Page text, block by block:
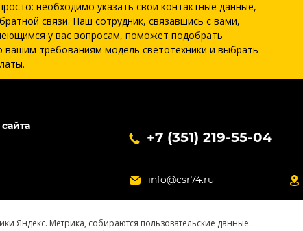
необходимо указать свои контактные данные,
связи. Наш сотрудник, связавшись с вами,
у вас вопросам, поможет подобрать
требованиям модель светотехники и выбрать
+7 (351) 219-55-04
info@csr74.ru
Яндекс. Метрика, собираются пользовательские данные.